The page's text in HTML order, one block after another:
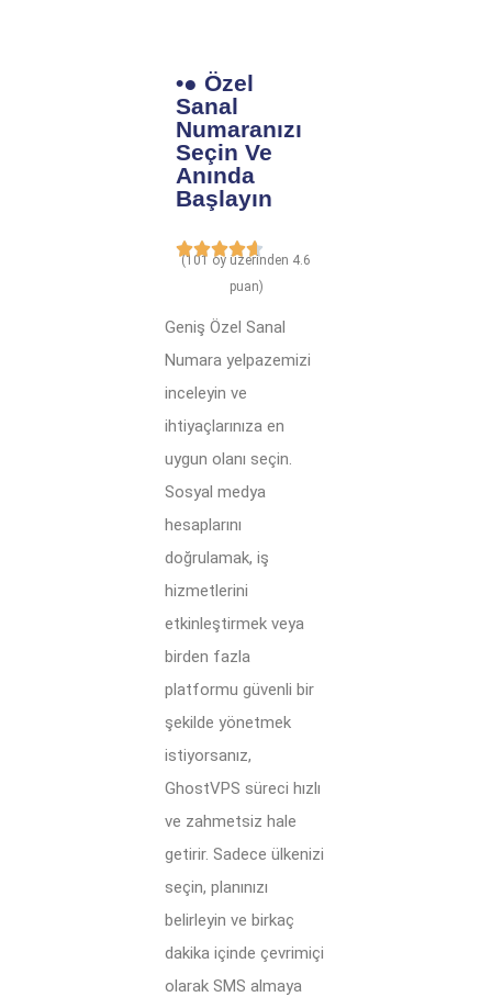
•● Özel
Sanal
Numaranızı
Seçin Ve
Anında
Başlayın
(101 oy üzerinden 4.6
puan)
Geniş Özel Sanal
Numara yelpazemizi
inceleyin ve
ihtiyaçlarınıza en
uygun olanı seçin.
Sosyal medya
hesaplarını
doğrulamak, iş
hizmetlerini
etkinleştirmek veya
birden fazla
platformu güvenli bir
şekilde yönetmek
istiyorsanız,
GhostVPS süreci hızlı
ve zahmetsiz hale
getirir. Sadece ülkenizi
seçin, planınızı
belirleyin ve birkaç
dakika içinde çevrimiçi
olarak SMS almaya